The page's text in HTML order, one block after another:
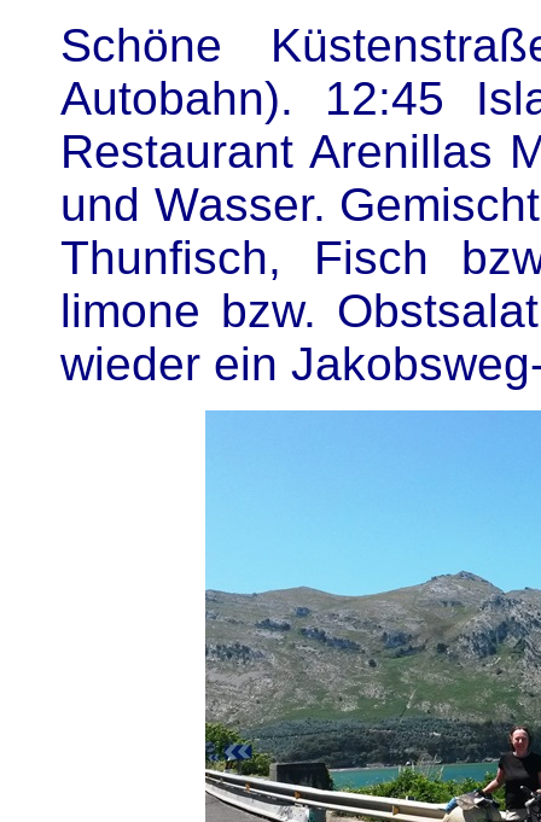
Schöne
Autobahn). 12:45
Restaurant Arenillas
und Wasser.
Thunfisch, Fisch
limone bzw.
wieder ein